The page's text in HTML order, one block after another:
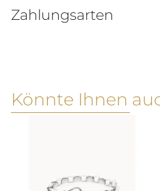
Zahlungsarten
Könnte Ihnen